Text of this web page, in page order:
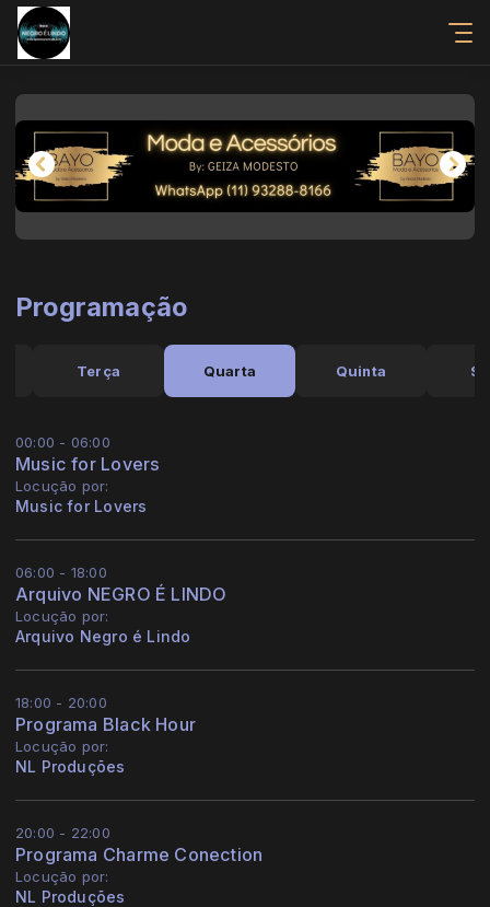
Programação
Terça Quarta Quinta
00:00 - 06:00
Music for Lovers
Locução por:
Music for Lovers
06:00 - 18:00
Arquivo NEGRO É LINDO
Locução por:
Arquivo Negro é Lindo
18:00 - 20:00
Programa Black Hour
Locução por:
NL Produções
20:00 - 22:00
Programa Charme Conection
Locução por:
NL Produções